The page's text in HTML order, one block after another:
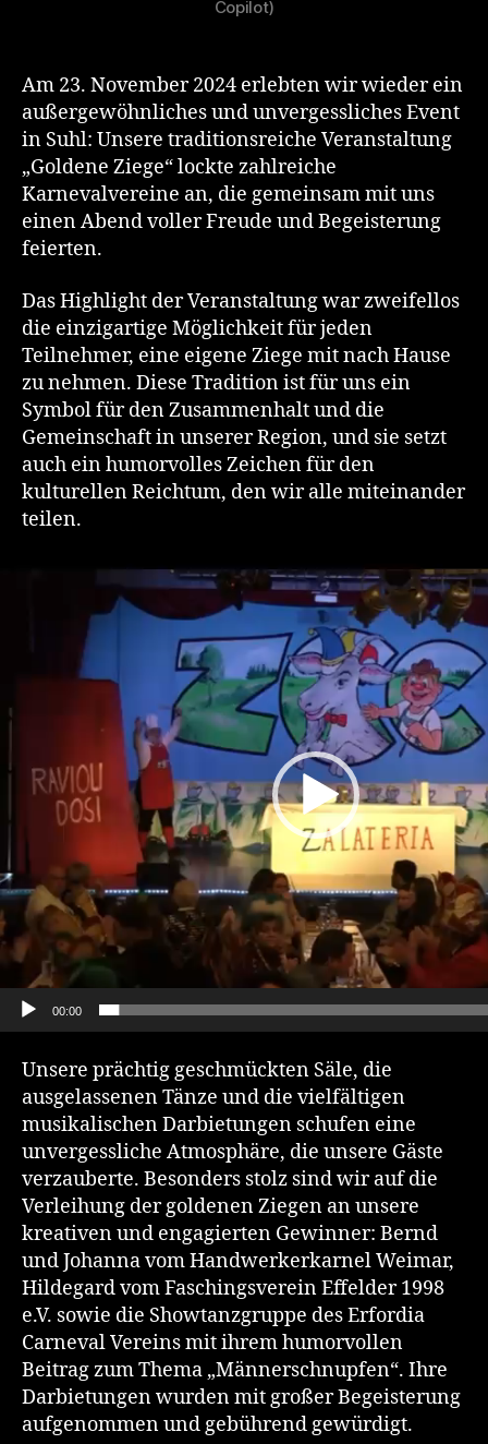
Copilot)
Am 23. November 2024 erlebten wir wieder ein
außergewöhnliches und unvergessliches Event
in Suhl: Unsere traditionsreiche Veranstaltung
„Goldene Ziege“ lockte zahlreiche
Karnevalvereine an, die gemeinsam mit uns
einen Abend voller Freude und Begeisterung
feierten.
Das Highlight der Veranstaltung war zweifellos
die einzigartige Möglichkeit für jeden
Teilnehmer, eine eigene Ziege mit nach Hause
zu nehmen. Diese Tradition ist für uns ein
Symbol für den Zusammenhalt und die
Gemeinschaft in unserer Region, und sie setzt
auch ein humorvolles Zeichen für den
kulturellen Reichtum, den wir alle miteinander
teilen.
e
r
00:00
Unsere prächtig geschmückten Säle, die
ausgelassenen Tänze und die vielfältigen
musikalischen Darbietungen schufen eine
unvergessliche Atmosphäre, die unsere Gäste
verzauberte. Besonders stolz sind wir auf die
Verleihung der goldenen Ziegen an unsere
kreativen und engagierten Gewinner: Bernd
und Johanna vom Handwerkerkarnel Weimar,
Hildegard vom Faschingsverein Effelder 1998
e.V. sowie die Showtanzgruppe des Erfordia
Carneval Vereins mit ihrem humorvollen
Beitrag zum Thema „Männerschnupfen“. Ihre
Darbietungen wurden mit großer Begeisterung
aufgenommen und gebührend gewürdigt.